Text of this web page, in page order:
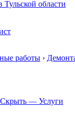
Тульской области
работы ›
Скрыть — Услуги